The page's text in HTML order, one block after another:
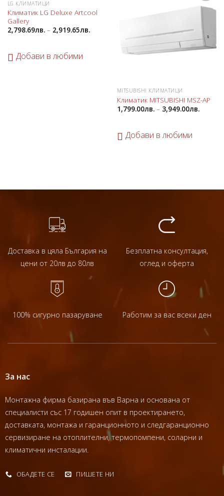
в
LG КЛИМАТИЦИ
Климатик LG Deluxe Artcool
Gallery
2,798.69лв.– 2,919.65лв.
Добави в любими
Добави
MITSUBISHI КЛИМАТИЦИ
Климатик MITSUBISHI MSZ-AP
1,799.00лв.– 3,949.00лв.
Добави в любими
Доставка в цяла България на
цени от 20лв до 80лв
Безплатна консултация,
оглед и оферта
100% сигурно пазаруване Работим за вас всеки ден
За нас
Монтажна фирма базирана във Варна и основана от
специалисти със 17 годишен опит в проектирането,
доставката, монтажа и гаранционното и следгаранционно
сервизиране на отоплителни, термопомпени, соларни и
климатични инсталации.
ОБАДЕТЕ СЕ ПИШЕТЕ НИ